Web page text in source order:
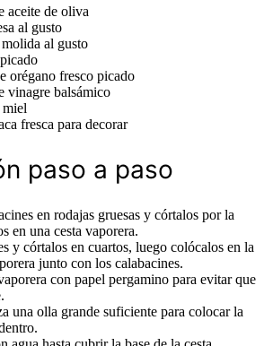
aceite de oliva
al gusto
al gusto
orégano fresco picado
vinagre balsámico
miel
fresca para decorar
paso a paso
en rodajas gruesas y córtalos por la
en una cesta vaporera.
y córtalos en cuartos, luego colócalos en la
junto con los calabacines.
con papel pergamino para evitar que
una olla grande suficiente para colocar la